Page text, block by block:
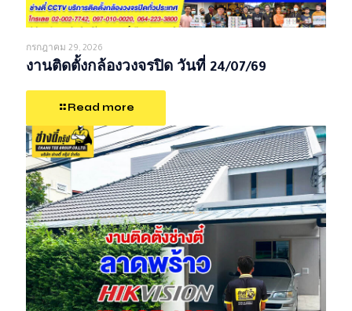
กรกฎาคม 29, 2026
งานติดตั้งกล้องวงจรปิด วันที่ 24/07/69
Read more